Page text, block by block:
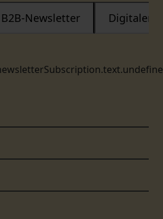
B2B-Newsletter Digitaler